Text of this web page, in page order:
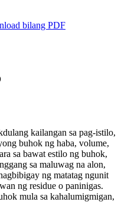
bilang PDF
kailangan sa pag-istilo,
buhok ng haba, volume,
sa bawat estilo ng buhok,
sa maluwag na alon,
ng matatag ngunit
ng residue o paninigas.
mula sa kahalumigmigan,